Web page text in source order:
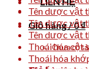
Giỏ hàng /0₫
Chưa có
Tên dược vật
Tên dược vật
Tên dược vật
Thoái hóa cột
Thoái hóa